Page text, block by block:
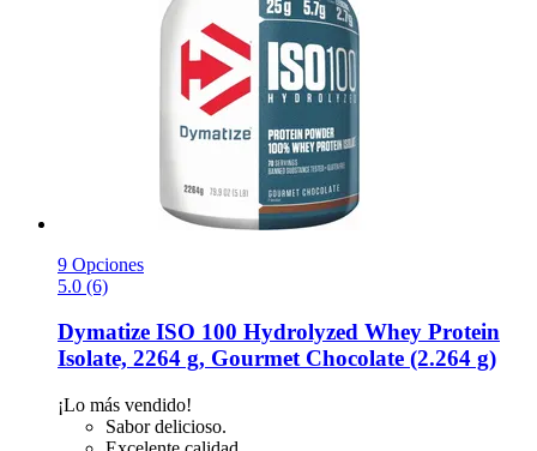
9 Opciones
5.0 (6)
Dymatize ISO 100 Hydrolyzed Whey Protein
Isolate, 2264 g, Gourmet Chocolate (2.264 g)
¡Lo más vendido!
Sabor delicioso.